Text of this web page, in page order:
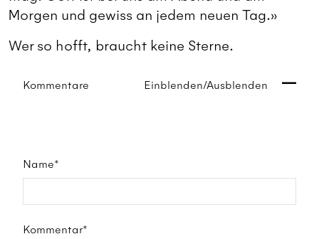
Morgen und gewiss an jedem neuen Tag.»
Wer so hofft, braucht keine Sterne.
Kommentare Einblenden/Ausblenden
Name*
Kommentar*